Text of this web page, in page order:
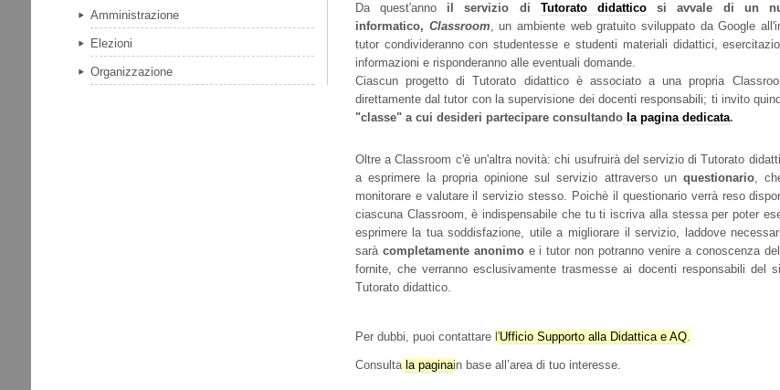
Da quest'anno il servizio di Tutorato didattico si avvale di un
informatico, Classroom , un ambiente web gratuito sviluppato da Google
tutor condivideranno con studentesse e studenti materiali didattici,
informazioni e risponderanno alle eventuali domande.
Ciascun progetto di Tutorato didattico è associato a una propria
direttamente dal tutor con la supervisione dei docenti responsabili; ti invito
"classe" a cui desideri partecipare consultandola pagina dedicata.
Oltre a Classroom c'è un'altra novità: chi usufruirà del servizio di Tutorato
a esprimere la propria opinione sul servizio attraverso un questionario,
monitorare e valutare il servizio stesso. Poichè il questionario verrà reso
ciascuna Classroom, è indispensabile che tu ti iscriva alla stessa per poter
esprimere la tua soddisfazione, utile a migliorare il servizio, laddove
sarà completamente anonimoe i tutor non potranno venire a conoscenza
fornite, che verranno esclusivamente trasmesse ai docenti responsabili del
Tutorato didattico.
Per dubbi, puoi contattare l'Ufficio Supporto alla Didattica e AQ.
Consulta la paginain base all’area di tuo interesse.
Amministrazione
Elezioni
Organizzazione